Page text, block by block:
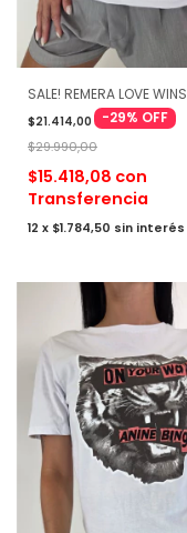
SALE! REMERA LOVE WINS
$21.414,00 -29% OFF
$29.990,00
$15.418,08 con
Transferencia
12 x $1.784,50 sin interés